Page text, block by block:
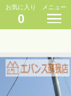
お気に入り
0
メニュー